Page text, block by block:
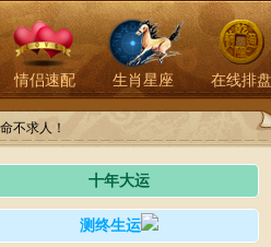
情侣速配 生肖星座 在线排盘
不求人！
十年大运
测终生运